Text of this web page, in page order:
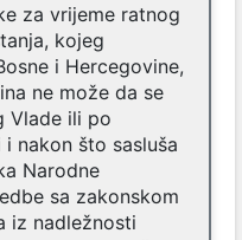
za vrijeme ratnog
kojeg
i Hercegovine,
ne može da se
Vlade ili po
nakon što sasluša
Narodne
sa zakonskom
iz nadležnosti